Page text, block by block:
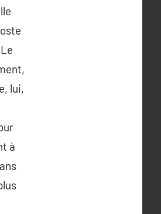
lui,
à